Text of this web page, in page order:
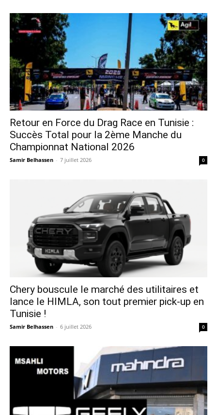
Retour en Force du Drag Race en Tunisie :
Succès Total pour la 2ème Manche du
Championnat National 2026
Samir Belhassen - 7 juillet 2026 0
Chery bouscule le marché des utilitaires et
lance le HIMLA, son tout premier pick-up en
Tunisie !
Samir Belhassen - 6 juillet 2026 0